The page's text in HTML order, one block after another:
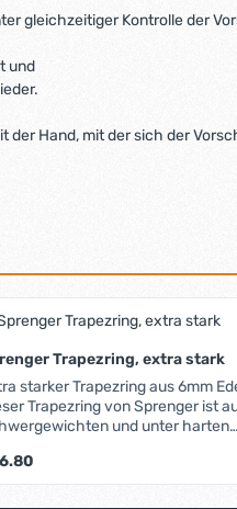
gleichzeitiger Kontrolle der
und
der Hand, mit der sich der
Trapezring, extra stark
starker Trapezring aus 6mm
Trapezring von Sprenger ist
und unter harten
Preis: